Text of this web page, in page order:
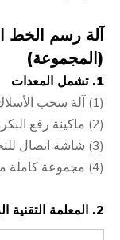
(المجموعة)
1. تشمل المعدات
(1) آلة سحب الأسلاك (المجموعة)
(2) ماكينة رفع البكرة 800 مم
(3) شاشة اتصال للتحكم في واجهة الإنسان والآلة
(4) مجموعة كاملة من وحدة التحكم الكهربائية
2. المعلمة التقنية الرئيسية (النقاط الرئيسية):